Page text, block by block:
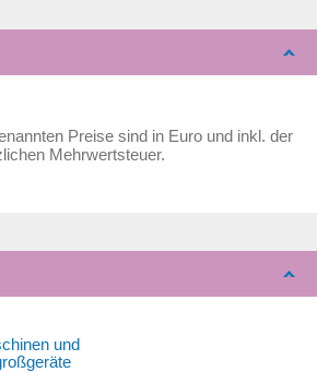
Preise sind in Euro und inkl. der
Mehrwertsteuer.
und